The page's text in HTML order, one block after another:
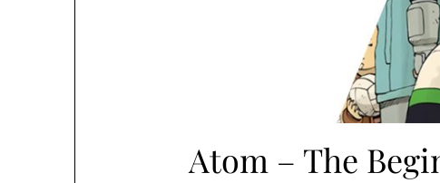
Atom – The